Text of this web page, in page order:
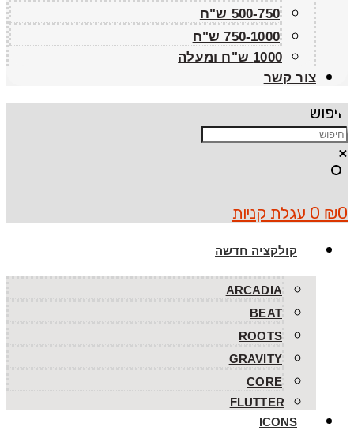
500-750 ש"ח
750-1000 ש"ח
1000 ש"ח ומעלה
צור קשר
חיפוש
×
₪0
0 עגלת קניות
קולקציה חדשה
ARCADIA
BEAT
ROOTS
GRAVITY
CORE
FLUTTER
ICONS